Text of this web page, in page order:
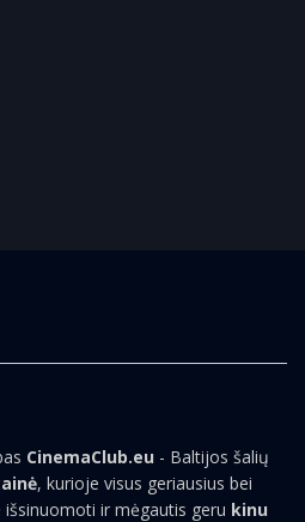
CinemaClub.eu - Baltijos šalių
, kurioje visus geriausius bei
ir mėgautis geru kinu